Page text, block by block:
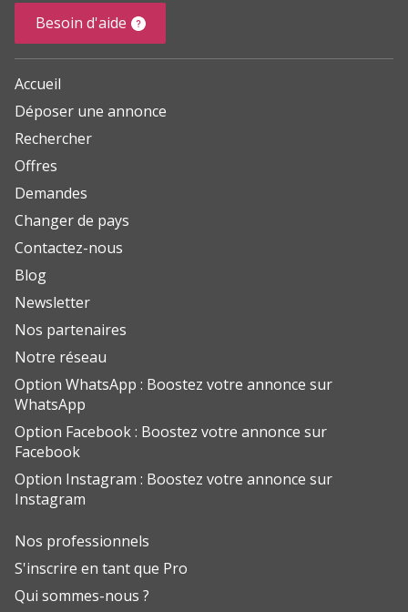
Besoin d'aide
Accueil
Déposer une annonce
Rechercher
Offres
Demandes
Changer de pays
Contactez-nous
Blog
Newsletter
Nos partenaires
Notre réseau
Option WhatsApp : Boostez votre annonce sur
WhatsApp
Option Facebook : Boostez votre annonce sur
Facebook
Option Instagram : Boostez votre annonce sur
Instagram
Nos professionnels
S'inscrire en tant que Pro
Qui sommes-nous ?